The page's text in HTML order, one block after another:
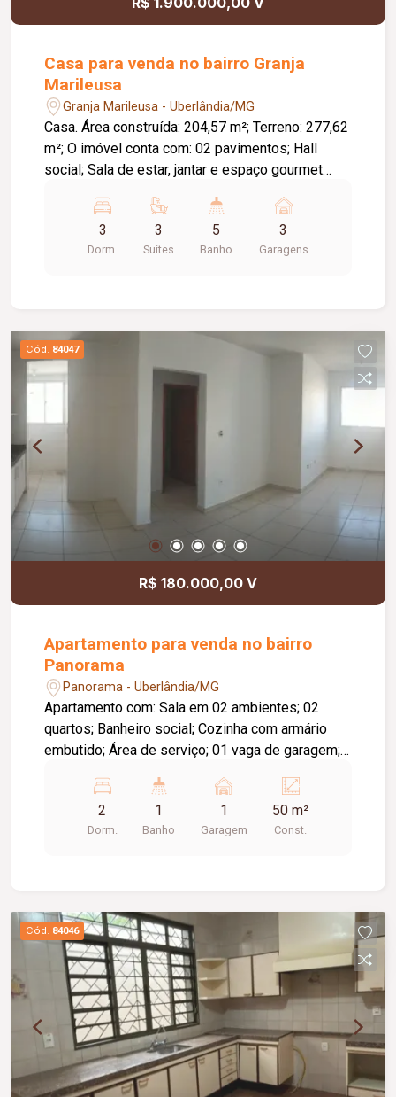
del Vinno; Piscina; Playground; Pool Bar; Portaria;
02 torres; 80 apartamentos.
Casa para venda no bairro Granja
Marileusa
Granja Marileusa - Uberlândia/MG
Casa. Área construída: 204,57 m²; Terreno: 277,62
m²; O imóvel conta com: 02 pavimentos; Hall
social; Sala de estar, jantar e espaço gourmet
máster com closet; Roupeiro; Despensa;
Lavanderia independente; Banheiro de apoio para
a área de lazer; Depósito; Garagem para 02
diferenciais: Aquecimento solar; Portas internas
em ACM; Louças e metais Deca; Bacias
sanitárias Carrara; Metais monocomando;
Porcelanatos Portinari e Ceusa.
3
Dorm.
3
Suítes
5
Banho
3
Garagens
Cód. 84047
R$ 180.000,00 V
Apartamento para venda no bairro
Panorama
Panorama - Uberlândia/MG
Apartamento com: Sala em 02 ambientes; 02
quartos; Banheiro social; Cozinha com armário
embutido; Área de serviço; 01 vaga de garagem;
2
Dorm.
1
Banho
1
Garagem
50 m²
Const.
Cód. 84046